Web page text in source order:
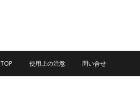
TOP 使用上の注意 問い合せ